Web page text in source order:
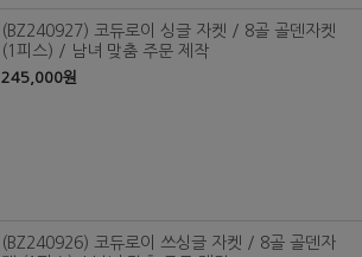
(BZ240927) 코듀로이 싱글 자켓 / 8골 골덴자켓
(1피스) / 남녀 맞춤 주문 제작
245,000원
(BZ240926) 코듀로이 쓰싱글 자켓 / 8골 골덴자